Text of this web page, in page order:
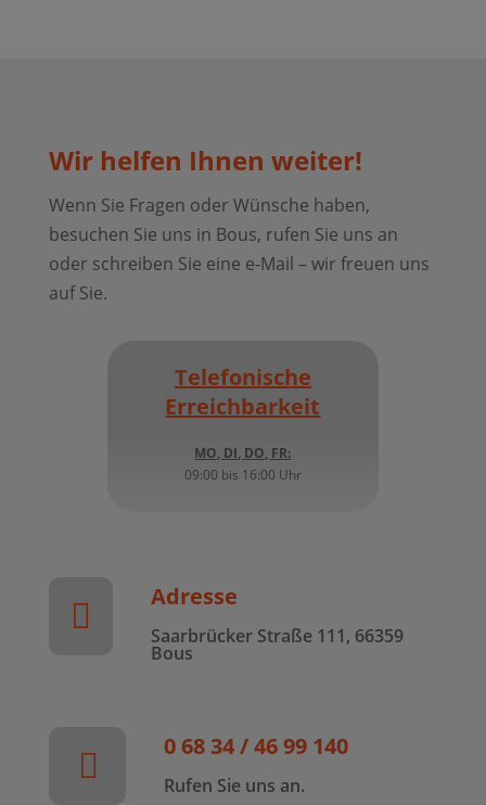
Wir helfen Ihnen weiter!
Wenn Sie Fragen oder Wünsche haben,
besuchen Sie uns in Bous, rufen Sie uns an
oder schreiben Sie eine e-Mail – wir freuen uns
auf Sie.
Telefonische
Erreichbarkeit
MO, DI, DO, FR:
09:00 bis 16:00 Uhr

Adresse
Saarbrücker Straße 111, 66359
Bous

0 68 34 / 46 99 140
Rufen Sie uns an.